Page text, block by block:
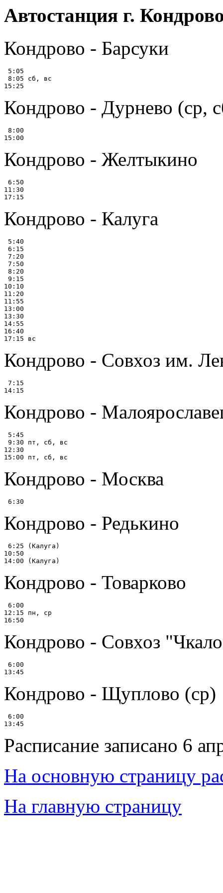
Автостанция г.
Кондрово - Барсуки
5:05
8:05 сб, вс
Кондрово - Дурнево (ср,
8:00
Кондрово - Желтыкино
6:50
11:30
Кондрово - Калуга
5:40
6:15
7:20
7:50
8:20
9:15
10:10
11:20
11:55
13:00
13:30
14:55
16:40
Кондрово - Совхоз им.
7:15
Кондрово -
5:45
9:30 пт, сб, вс
12:30
Кондрово - Москва
Кондрово - Редькино
6:25 (Калуга)
10:50
Кондрово - Товарково
6:00
12:15 пн, ср
Кондрово - Совхоз
6:00
Кондрово - Щуплово (ср)
6:00
Расписание записано 6
На основную страницу
На главную страницу